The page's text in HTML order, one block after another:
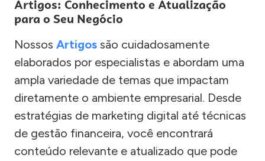
Artigos: Conhecimento e Atualização
para o Seu Negócio
Nossos Artigos são cuidadosamente
elaborados por especialistas e abordam uma
ampla variedade de temas que impactam
diretamente o ambiente empresarial. Desde
estratégias de marketing digital até técnicas
de gestão financeira, você encontrará
conteúdo relevante e atualizado que pode